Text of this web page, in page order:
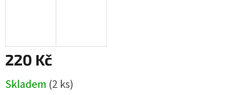
220 Kč
cena:
Skladem (2 ks)